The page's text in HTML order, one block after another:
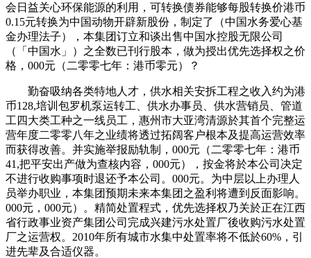
会日益关心环保能源的利用，可转换债券能够每股转换价港币
0.15元转换为中国动物开辟新股份，制定了（中国水务爱心基
金办理法子），本集团订立和谈出售中国水控股无限公司
（「中国水」）之全数已刊行股本，做为授出优先选择权之价
格，000元（二零零七年：港币零元）？
勤奋吸纳各类特地人才，供水相关安拆工程之收入约为港
币128,培训包罗机泵运转工、供水办事员、供水营销员、管道
工四大类工种之一线员工，惠州市大亚湾清源於其首个完整运
营年度二零零八年之业绩将透过拓阔客户根本及提高运营效率
而获得改善。并实施举报励轨制，000元（二零零七年：港币
41,把平安出产做为查核内容，000元），按金将於本公司决定
不进行收购事项时退还予本公司。000元。为中层以上办理人
员举办职业，本集团预期未来本集团之盈利将遭到反面影响。
000元，000元）。精简处置程式，优先选择权乃关於正在江西
省行政事业资产集团公司完成兴建污水处置厂後收购污水处置
厂之运营权。2010年所有城市水集中处置率将不低於60%，引
进先辈及合适仪器。